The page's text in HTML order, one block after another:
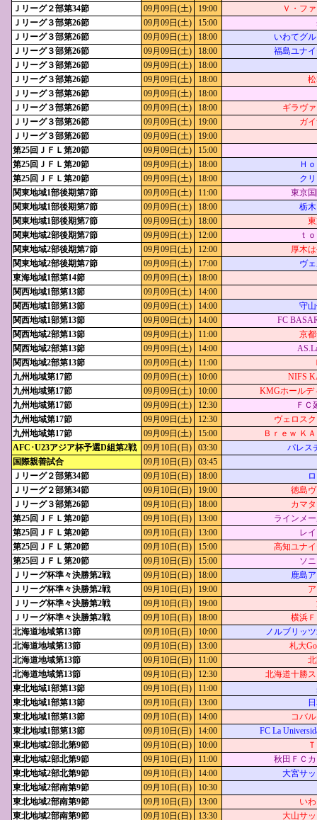
Ｊリーグ２部第34節
09月09日(土) 19:00
Ｖ・フ
Ｊリーグ３部第26節
09月09日(土) 15:00
Ｊリーグ３部第26節
09月09日(土) 18:00
いわてグ
Ｊリーグ３部第26節
09月09日(土) 18:00
福島ユナ
Ｊリーグ３部第26節
09月09日(土) 18:00
Ｊリーグ３部第26節
09月09日(土) 18:00
Ｊリーグ３部第26節
09月09日(土)
18:00
Ｊリーグ３部第26節
09月09日(土) 18:00
ギラヴ
Ｊリーグ３部第26節
09月09日(土) 19:00
ガ
Ｊリーグ３部第26節
09月09日(土)
19:00
第25回ＪＦＬ第20節
09月09日(土)
15:00
第25回ＪＦＬ第20節
09月09日(土) 18:00
Ｈ
第25回ＪＦＬ第20節
09月09日(土) 18:00
ク
関東地域1部後期第7節
09月09日(土) 11:00
東京
関東地域1部後期第7節
09月09日(土) 18:00
栃
関東地域1部後期第7節
09月09日(土) 18:00
関東地域2部後期第7節
09月09日(土) 12:00
ｔ
関東地域2部後期第7節
09月09日(土) 12:00
厚木
関東地域2部後期第7節
09月09日(土) 17:00
ヴ
東海地域1部第14節
09月09日(土)
18:00
関西地域1部第13節
09月09日(土)
14:00
関西地域1部第13節
09月09日(土) 14:00
守
関西地域1部第13節
09月09日(土) 14:00
FC
関西地域2部第13節
09月09日(土) 11:00
京
関西地域2部第13節
09月09日(土) 14:00
関西地域2部第13節
09月09日(土) 11:00
九州地域第17節
09月09日(土) 10:00
NIFS
九州地域第17節
09月09日(土) 10:00
KMGホールデ
九州地域第17節
09月09日(土) 12:30
ＦＣ
九州地域第17節
09月09日(土) 12:30
ヴェロス
九州地域第17節
09月09日(土) 15:00
Ｂｒｅｗ Ｋ
AFC･U23アジア杯予選D組第2戦
09月10日(日) 03:30
パレス
国際親善試合
09月10日(日) 03:45
Ｊリーグ２部第34節
09月10日(日) 18:00
Ｊリーグ２部第34節
09月10日(日) 19:00
徳島
Ｊリーグ３部第26節
09月10日(日) 18:00
カマ
第25回ＪＦＬ第20節
09月10日(日) 13:00
ラインメ
第25回ＪＦＬ第20節
09月10日(日) 13:00
レ
第25回ＪＦＬ第20節
09月10日(日) 15:00
高知ユナ
第25回ＪＦＬ第20節
09月10日(日) 15:00
ソ
Ｊリーグ杯準々決勝第2戦
09月10日(日) 18:00
鹿島
Ｊリーグ杯準々決勝第2戦
09月10日(日) 19:00
Ｊリーグ杯準々決勝第2戦
09月10日(日) 19:00
Ｊリーグ杯準々決勝第2戦
09月10日(日) 18:00
横浜
北海道地域第13節
09月10日(日) 10:00
ノルブリッ
北海道地域第13節
09月10日(日) 13:00
札大
北海道地域第13節
09月10日(日) 11:00
北海道地域第13節
09月10日(日) 12:30
北海道十勝
東北地域1部第13節
09月10日(日) 11:00
東北地域1部第13節
09月10日(日) 13:00
東北地域1部第13節
09月10日(日) 14:00
コバ
東北地域1部第13節
09月10日(日) 14:00
FC La
東北地域2部北第9節
09月10日(日) 10:00
東北地域2部北第9節
09月10日(日) 11:00
秋田ＦＣ
東北地域2部北第9節
09月10日(日) 14:00
大宮サ
東北地域2部南第9節
09月10日(日)
10:30
東北地域2部南第9節
09月10日(日) 13:00
い
東北地域2部南第9節
09月10日(日) 13:30 大山サ